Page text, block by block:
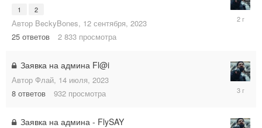
1 2
Автор BeckyBones, 12 сентября, 2023
25 ответов 2 833 просмотра
20
Заявка на админа Fl@i
Автор Флай, 14 июля, 2023
8 ответов 932 просмотра
15
июля,
Заявка на админа - FlySAY